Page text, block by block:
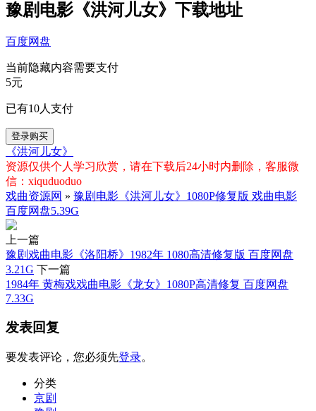
豫剧电影《洪河儿女》下载地址
百度网盘
当前隐藏内容需要支付
5元
已有10人支付
登录购买
《洪河儿女》
资源仅供个人学习欣赏，请在下载后24小时内删除，客服微
信：xiquduoduo
戏曲资源网 » 豫剧电影《洪河儿女》1080P修复版 戏曲电影
百度网盘5.39G
上一篇
豫剧戏曲电影《洛阳桥》1982年 1080高清修复版 百度网盘
3.21G 下一篇
1984年 黄梅戏戏曲电影《龙女》1080P高清修复 百度网盘
7.33G
发表回复
要发表评论，您必须先登录。
分类
京剧